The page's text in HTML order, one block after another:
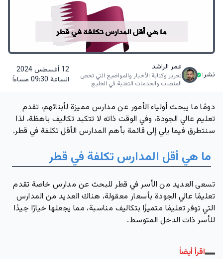
نشر:
عمر الراشد
تحرير وكتابة الأخبار والمواضيع التي تخص
المنصات والخدمات التقنية في الخليج
12 أغسطس 2024
الساعة 09:30 مساءاً
دومًا ما يبحث أولياء الأمور عن مدارس مميزة لأبنائهم، تقدم
تعليم عالي الجودة، وفي الوقت ذاته لا تتكبد تكاليف باهظة، لذا
سنتطرق فيما يلي إلى قائمة بأهم المدارس الأقل تكلفة في قطر.
ما هي أقل المدارس تكلفة في قطر
تسعى العديد من الأسر في قطر للبحث عن مدارس خاصة تقدم
تعليمًا عالي الجودة بأسعار معقولة، هناك العديد من المدارس
التي توفر تعليمًا متميزًا بتكاليف مناسبة، مما يجعلها خيارًا جيدًا
للأسر ذات الدخل المتوسط.
اقرأ أيضاً